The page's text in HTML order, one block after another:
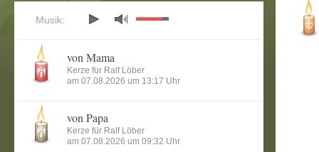
Musik:
von Mama
Kerze für Ralf Löber
am 07.08.2026 um 13:17 Uhr
von Papa
Kerze für Ralf Löber
am 07.08.2026 um 09:32 Uhr